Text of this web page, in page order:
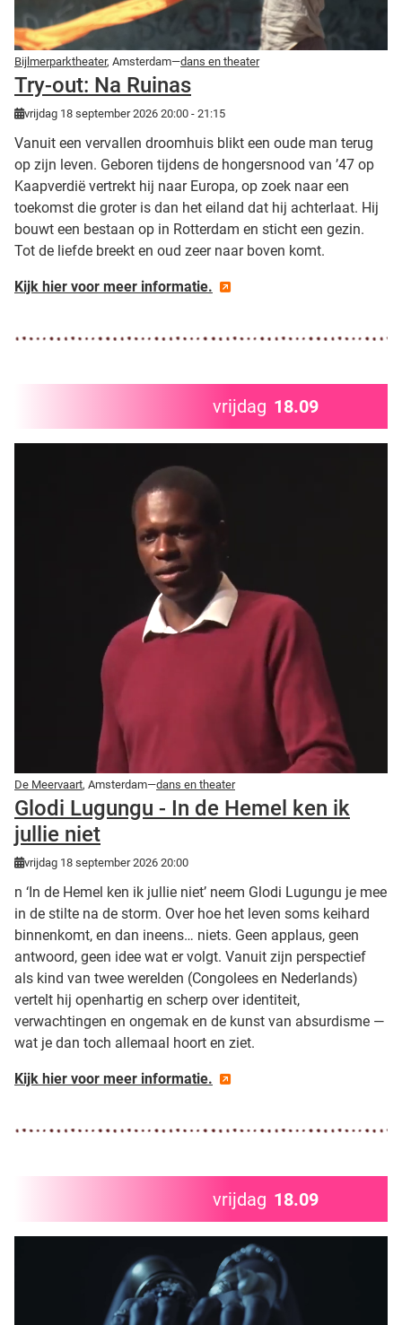
Bijlmerparktheater, Amsterdam—dans en theater
Try-out: Na Ruinas
vrijdag 18 september 2026 20:00 - 21:15
Vanuit een vervallen droomhuis blikt een oude man terug
op zijn leven. Geboren tijdens de hongersnood van ’47 op
Kaapverdië vertrekt hij naar Europa, op zoek naar een
toekomst die groter is dan het eiland dat hij achterlaat. Hij
bouwt een bestaan op in Rotterdam en sticht een gezin.
Tot de liefde breekt en oud zeer naar boven komt.
Kijk hier voor meer informatie.
vrijdag 18.09
De Meervaart, Amsterdam—dans en theater
Glodi Lugungu - In de Hemel ken ik
jullie niet
vrijdag 18 september 2026 20:00
n ‘In de Hemel ken ik jullie niet’ neem Glodi Lugungu je mee
in de stilte na de storm. Over hoe het leven soms keihard
binnenkomt, en dan ineens… niets. Geen applaus, geen
antwoord, geen idee wat er volgt. Vanuit zijn perspectief
als kind van twee werelden (Congolees en Nederlands)
vertelt hij openhartig en scherp over identiteit,
verwachtingen en ongemak en de kunst van absurdisme —
wat je dan toch allemaal hoort en ziet.
Kijk hier voor meer informatie.
vrijdag 18.09